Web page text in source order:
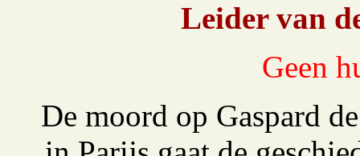
Leider van
Geen
De moord op Gaspard